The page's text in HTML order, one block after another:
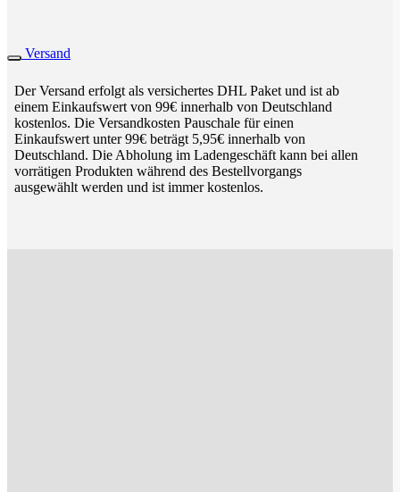
Versand
Der Versand erfolgt als versichertes DHL Paket und ist ab
einem Einkaufswert von 99€ innerhalb von Deutschland
kostenlos. Die Versandkosten Pauschale für einen
Einkaufswert unter 99€ beträgt 5,95€ innerhalb von
Deutschland. Die Abholung im Ladengeschäft kann bei allen
vorrätigen Produkten während des Bestellvorgangs
ausgewählt werden und ist immer kostenlos.